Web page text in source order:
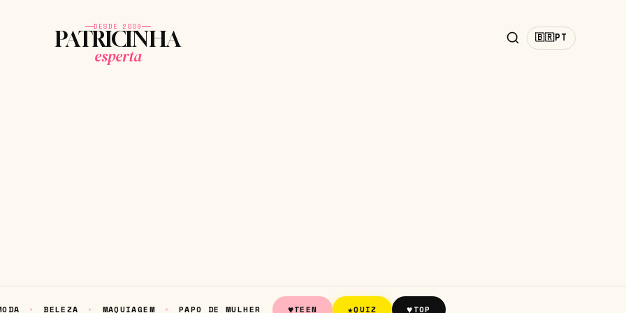
DESDE 2009
PATRICINHA
esperta
🇧🇷PT
BELEZA MAQUIAGEM PAPO DE MULHER ♥TEEN ★QUIZ ♥TOP